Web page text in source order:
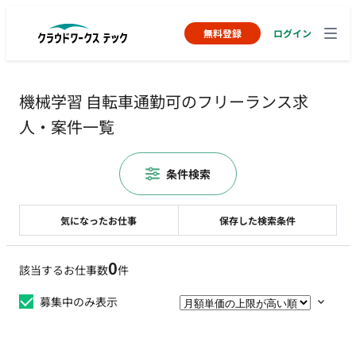
無料登録 ログイン
機械学習 自転車通勤可のフリーランス求
人・案件一覧
該当するお仕事数0件
募集中のみ表示
気になったお仕事 保存した検索条件
条件検索